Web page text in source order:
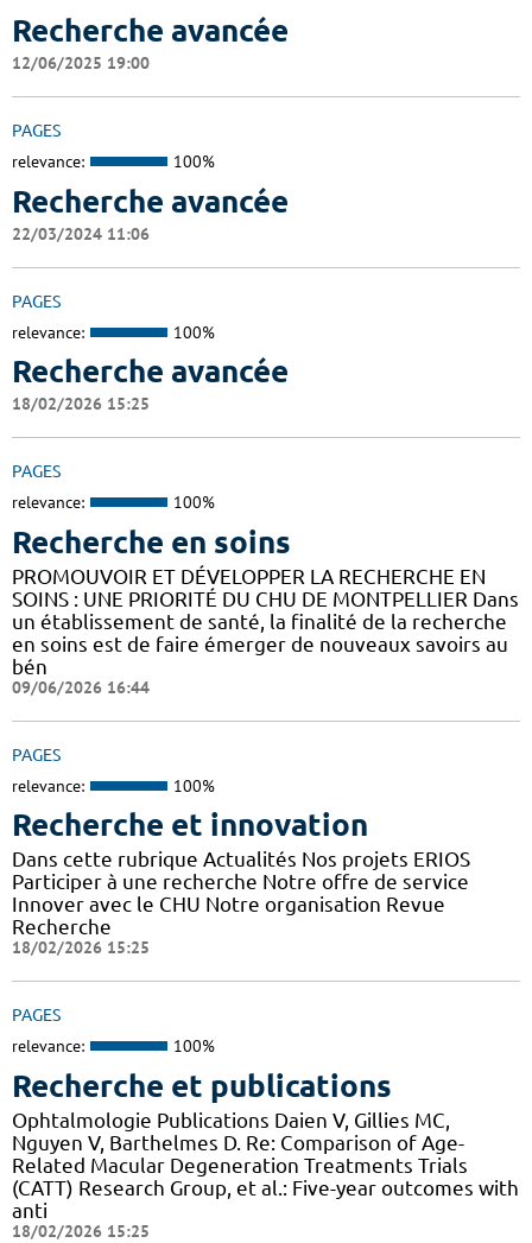
Recherche avancée
12/06/2025 19:00
PAGES
relevance: 100%
Recherche avancée
22/03/2024 11:06
PAGES
relevance: 100%
Recherche avancée
18/02/2026 15:25
PAGES
relevance: 100%
Recherche en soins
PROMOUVOIR ET DÉVELOPPER LA RECHERCHE EN
SOINS : UNE PRIORITÉ DU CHU DE MONTPELLIER Dans
un établissement de santé, la finalité de la recherche
en soins est de faire émerger de nouveaux savoirs au
bén
09/06/2026 16:44
PAGES
relevance: 100%
Recherche et innovation
Dans cette rubrique Actualités Nos projets ERIOS
Participer à une recherche Notre offre de service
Innover avec le CHU Notre organisation Revue
Recherche
18/02/2026 15:25
PAGES
relevance: 100%
Recherche et publications
Ophtalmologie Publications Daien V, Gillies MC,
Nguyen V, Barthelmes D. Re: Comparison of Age-
Related Macular Degeneration Treatments Trials
(CATT) Research Group, et al.: Five-year outcomes with
anti
18/02/2026 15:25